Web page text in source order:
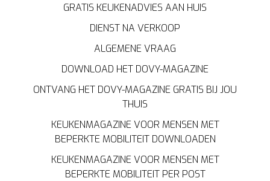
GRATIS KEUKENADVIES AAN HUIS
DIENST NA VERKOOP
ALGEMENE VRAAG
DOWNLOAD HET DOVY-MAGAZINE
ONTVANG HET DOVY-MAGAZINE GRATIS BIJ JOU
THUIS
KEUKENMAGAZINE VOOR MENSEN MET
BEPERKTE MOBILITEIT DOWNLOADEN
KEUKENMAGAZINE VOOR MENSEN MET
BEPERKTE MOBILITEIT PER POST